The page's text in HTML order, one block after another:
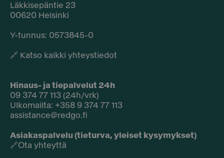
Läkkisepäntie 23
00620 Helsinki
Y-tunnus: 0573845-0​
🔗 Katso kaikki yhteystiedot
Hinaus- ja tiepalvelut 24h
09 374 77 113 (24h/vrk)
Ulkomailta: +358 9 374 77 113
assistance@redgo.fi
Asiakaspalvelu (tieturva, yleiset kysymykset)
🔗Ota yhteyttä